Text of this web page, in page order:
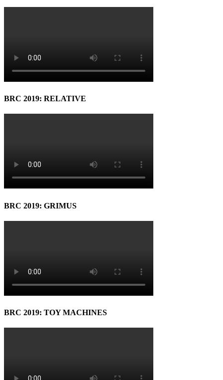
BRC 2019: RELATIVE
BRC 2019: GRIMUS
BRC 2019: TOY MACHINES